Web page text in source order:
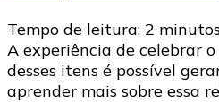
Tempo de leitura: 2
A experiência de celebrar
desses itens é possível
aprender mais sobre essa